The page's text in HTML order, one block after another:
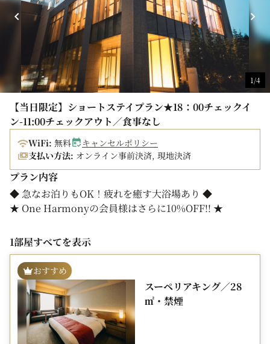
1/4
【当日限定】ショートステイプラン★18：00チェックイ
ン-11:00チェックアウト／食事なし
WiFi: 無料
キャンセルポリシー
支払い方法: オンライン事前決済, 現地決済
プラン内容
◆ 急なお泊りもOK！疲れを癒す大浴場あり ◆
★ One Harmonyの会員様はさらに10%OFF!! ★
内！
室数限定ですのでご予約はお早めに。
旅の疲れを癒してくれる大浴場は深夜25時までご利用可
能！
さらに、男性用にサウナ、女性用にジェットバスをご用
意。
1部屋すべてを表示
おすすめ
スーペリアキング／28
㎡・禁煙